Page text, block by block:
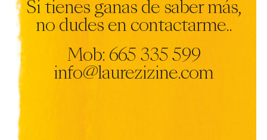
Si tienes ganas de saber más,
no dudes en contactarme..
Mob: 665 335 599
info@laurezizine.com